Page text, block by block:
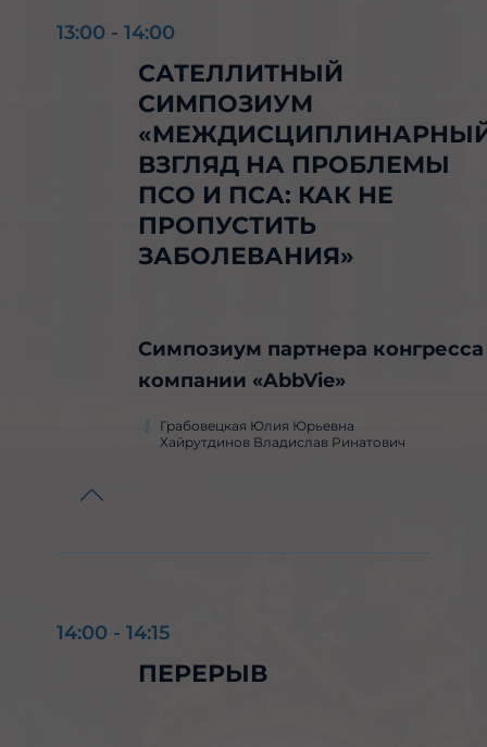
13:00 - 14:00
САТЕЛЛИТНЫЙ
СИМПОЗИУМ
ВЗГЛЯД НА ПРОБЛЕМЫ
ПСО И ПСА: КАК НЕ
ПРОПУСТИТЬ
ЗАБОЛЕВАНИЯ»
Симпозиум партнера конгресса
компании «AbbVie»
Грабовецкая Юлия Юрьевна
Хайрутдинов Владислав Ринатович
14:00 - 14:15
ПЕРЕРЫВ